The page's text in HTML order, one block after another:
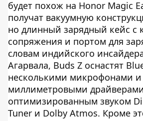
будет похож на Honor Magic
получат вакуумную
но длинный зарядный кейс с
сопряжения и портом для
словам индийского
Агарвала, Buds Z оснастят
несколькими микрофонами и
миллиметровыми
оптимизированным звуком
Tuner и Dolby Atmos. Кроме